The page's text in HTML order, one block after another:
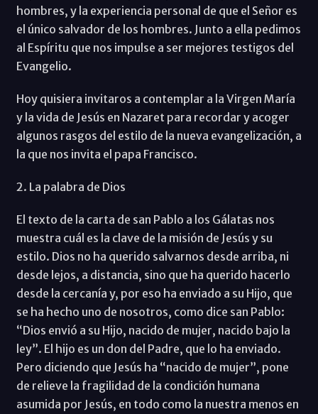
hombres, y la experiencia personal de que el Señor es
el único salvador de los hombres. Junto a ella pedimos
al Espíritu que nos impulse a ser mejores testigos del
Evangelio.
Hoy quisiera invitaros a contemplar a la Virgen María
y la vida de Jesús en Nazaret para recordar y acoger
algunos rasgos del estilo de la nueva evangelización, a
la que nos invita el papa Francisco.
2. La palabra de Dios
El texto de la carta de san Pablo a los Gálatas nos
muestra cuál es la clave de la misión de Jesús y su
estilo. Dios no ha querido salvarnos desde arriba, ni
desde lejos, a distancia, sino que ha querido hacerlo
desde la cercanía y, por eso ha enviado a su Hijo, que
se ha hecho uno de nosotros, como dice san Pablo:
“Dios envió a su Hijo, nacido de mujer, nacido bajo la
ley”. El hijo es un don del Padre, que lo ha enviado.
Pero diciendo que Jesús ha “nacido de mujer”, pone
de relieve la fragilidad de la condición humana
asumida por Jesús, en todo como la nuestra menos en